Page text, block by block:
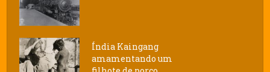
Índia Kaingang
amamentando um